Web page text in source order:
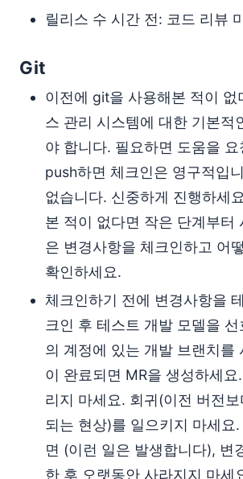
릴리스 수 시간 전: 코드 리뷰
Git
이전에 git을 사용해본 적이 없
스 관리 시스템에 대한 기본적
야 합니다. 필요하면 도움을
push하면 체크인은 영구적입
없습니다. 신중하게 진행하세
본 적이 없다면 작은 단계부터
은 변경사항을 체크인하고 어
확인하세요.
체크인하기 전에 변경사항을
크인 후 테스트 개발 모델을 선
의 계정에 있는 개발 브랜치를
이 완료되면 MR을 생성하세요
리지 마세요. 회귀(이전 버전
되는 현상)를 일으키지 마세요
면 (이런 일은 발생합니다), 변
한 후 오랫동안 사라지지 마세